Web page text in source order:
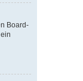
Board-